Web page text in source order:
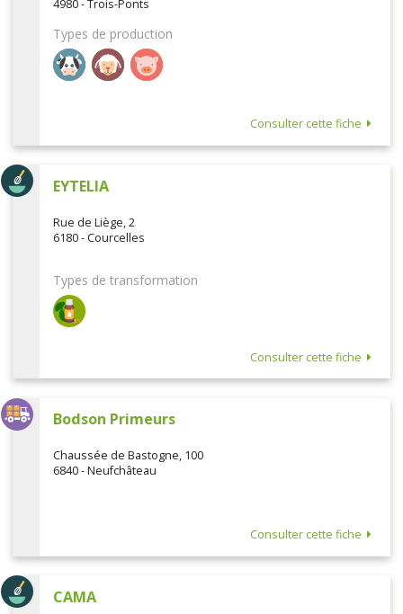
4980 - Trois-Ponts
Types de production
Consulter cette fiche
EYTELIA
Rue de Liège, 2
6180 - Courcelles
Types de transformation
Consulter cette fiche
Bodson Primeurs
Chaussée de Bastogne, 100
6840 - Neufchâteau
Consulter cette fiche
CAMA